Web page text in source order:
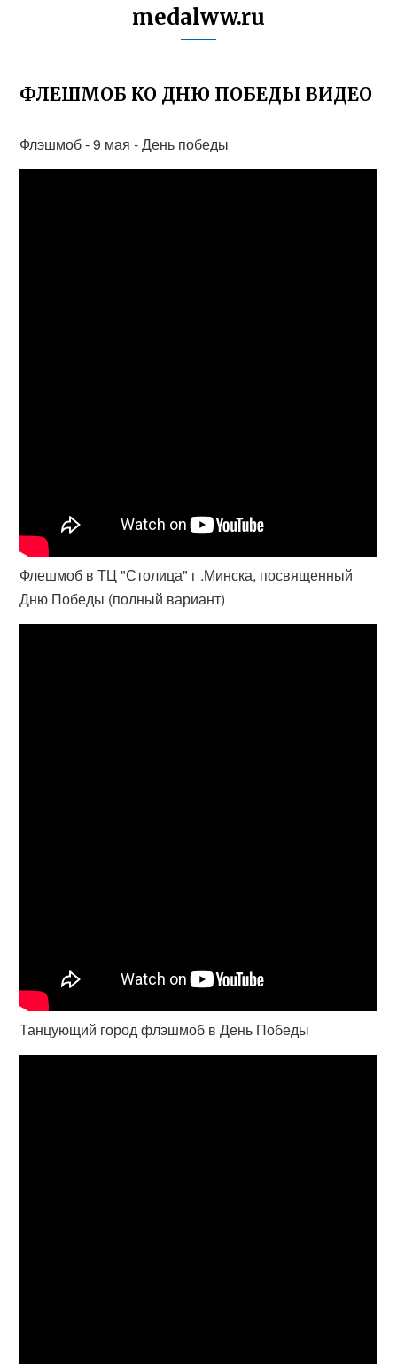
medalww.ru
ФЛЕШМОБ КО ДНЮ ПОБЕДЫ ВИДЕО
Флэшмоб - 9 мая - День победы
Флешмоб в ТЦ "Столица" г .Минска, посвященный
Дню Победы (полный вариант)
Танцующий город флэшмоб в День Победы